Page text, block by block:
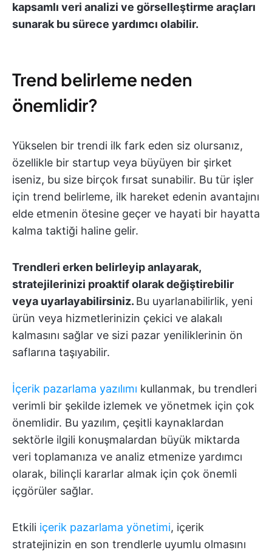
kapsamlı veri analizi ve görselleştirme araçları
sunarak bu sürece yardımcı olabilir.
Trend belirleme neden
önemlidir?
Yükselen bir trendi ilk fark eden siz olursanız,
özellikle bir startup veya büyüyen bir şirket
iseniz, bu size birçok fırsat sunabilir. Bu tür işler
için trend belirleme, ilk hareket edenin avantajını
elde etmenin ötesine geçer ve hayati bir hayatta
kalma taktiği haline gelir.
Trendleri erken belirleyip anlayarak,
stratejilerinizi proaktif olarak değiştirebilir
veya uyarlayabilirsiniz. Bu uyarlanabilirlik, yeni
ürün veya hizmetlerinizin çekici ve alakalı
kalmasını sağlar ve sizi pazar yeniliklerinin ön
saflarına taşıyabilir.
İçerik pazarlama yazılımı kullanmak, bu trendleri
verimli bir şekilde izlemek ve yönetmek için çok
önemlidir. Bu yazılım, çeşitli kaynaklardan
sektörle ilgili konuşmalardan büyük miktarda
veri toplamanıza ve analiz etmenize yardımcı
olarak, bilinçli kararlar almak için çok önemli
içgörüler sağlar.
Etkili içerik pazarlama yönetimi, içerik
stratejinizin en son trendlerle uyumlu olmasını